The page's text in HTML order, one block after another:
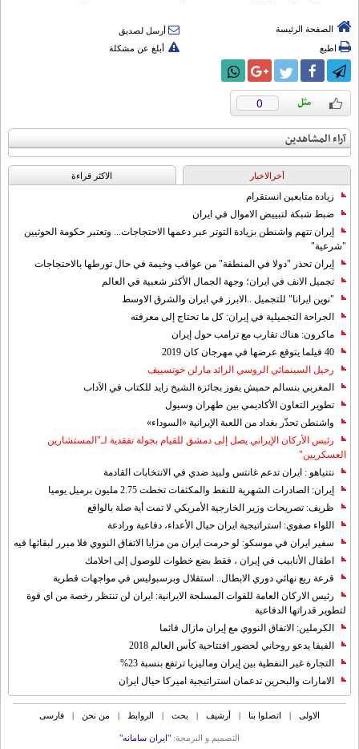
الصفحة الرئيسة
أرسل لصديق
اطبع
أبلغ عن مشكلة
0
آراء المشاهدين
آخرالاخبار الاکثر قراءة
زيادة متابعين انستقرام
ضبط شبكة لتبييض الاموال في ايران
إيران تتهم واشنطن بزيادة التوتر عبر دعمها الاحتجاجات... وتعتبر حكومة الحوثيين
"شرعية"
إيران تحذر "دولا في المنطقة" من عواقب وخيمة في حال تورطها بالاحتجاجات
تجميل الانف في ايران؛ وجهة الجمال الأكثر شعبية في العالم
"نوين ايرانا" للتجميل ..الابرز في ايران والشرق الاوسط
الجراحة التجميلية في إيران: كل ما تحتاج إلى معرفته
ماكرون: هناك تقارب مع ترامب حول إيران
40 فيلما يتوقع عرضها في مهرجان كان 2019
رحيل السينمائي الروسي الرائد مارلن خوتسييف
المغربي بنسالم حميش يفوز بجائزة الشيخ زايد للكتاب في الآداب
تطوير التعاون الأكاديمي بين طهران وسيول
واشنطن تحذّر بغداد من اللعبة الإيرانية «السوداء»
رئيس الأركان الإيراني يصل إلى دمشق للقيام بجولة تفقدية لـ"المستشارين
العسكريين"
نتنياهو : ايران تدعم غانتس ولبيد ضدي في الانتخابات القادمة
إيران: الصادرات الشهریة للنفط والمكثفات تخطت 2.75 مليون برميل يوميا
ظريف: تصريحات وزير الخارجية الأمريكي لا تمت أية صلة بالواقع
اللواء صفوي: استراتيجية ايران حيال الأعداء، دفاعية ورادعة
سفير ايران في موسكو: لو حرمت ايران من مزايا الاتفاق النووي فلا مبرر لبقائها فيه
اطفال الأنابيب في إيران ، فقط بضع خطوات للوصول إلى احلامك
قرعة ربع نهائي دوري الابطال.. استقلال وبرسبوليس في مواجهات قطرية
رئيس الاركان العامة للقوات المسلحة الايرانية: ايران لن تنتظر رخصة من اي قوة
لتطوير قدراتها الدفاعية
الكرملين: الاتفاق النووي مع إيران مازال قائما
الفيفا يدعو روحاني لحضور افتتاحية كأس العالم 2018
التجارة غیر النفطیة بین إیران ومالیزیا ترتفع بنسبة 23%
الامارات والبحرين تدعمان استراتيجية اميركا حيال ايران
الاولی | اتصلوا بنا | أرشیف | بحث | الروابط | من نحن | فارسی
التصمیم و البرمجة: "ایران سامانه"